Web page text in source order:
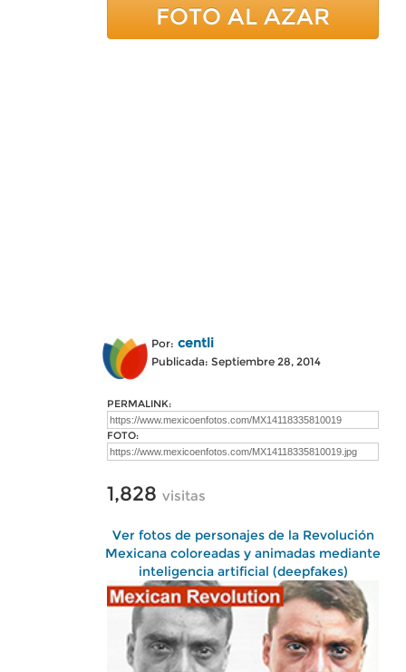
FOTO AL AZAR
Por: centli
Publicada: Septiembre 28, 2014
PERMALINK:
FOTO:
1,828 visitas
Ver fotos de personajes de la Revolución
Mexicana coloreadas y animadas mediante
inteligencia artificial (deepfakes)